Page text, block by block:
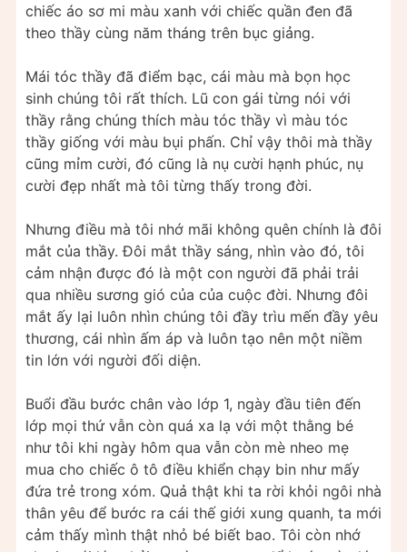
chiếc áo sơ mi màu xanh với chiếc quần đen đã
theo thầy cùng năm tháng trên bục giảng.
Mái tóc thầy đã điểm bạc, cái màu mà bọn học
sinh chúng tôi rất thích. Lũ con gái từng nói với
thầy rằng chúng thích màu tóc thầy vì màu tóc
thầy giống với màu bụi phấn. Chỉ vậy thôi mà thầy
cũng mỉm cười, đó cũng là nụ cười hạnh phúc, nụ
cười đẹp nhất mà tôi từng thấy trong đời.
Nhưng điều mà tôi nhớ mãi không quên chính là đôi
mắt của thầy. Đôi mắt thầy sáng, nhìn vào đó, tôi
cảm nhận được đó là một con người đã phải trải
qua nhiều sương gió của của cuộc đời. Nhưng đôi
mắt ấy lại luôn nhìn chúng tôi đầy trìu mến đầy yêu
thương, cái nhìn ấm áp và luôn tạo nên một niềm
tin lớn với người đối diện.
Buổi đầu bước chân vào lớp 1, ngày đầu tiên đến
lớp mọi thứ vẫn còn quá xa lạ với một thằng bé
như tôi khi ngày hôm qua vẫn còn mè nheo mẹ
mua cho chiếc ô tô điều khiển chạy bin như mấy
đứa trẻ trong xóm. Quả thật khi ta rời khỏi ngôi nhà
thân yêu để bước ra cái thế giới xung quanh, ta mới
cảm thấy mình thật nhỏ bé biết bao. Tôi còn nhớ